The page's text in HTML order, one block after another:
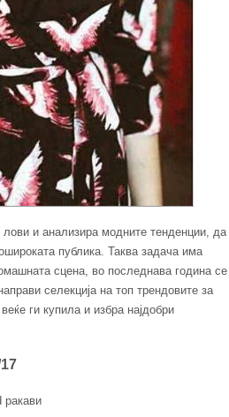
лови и анализира модните тенденции, да
публика. Таква задача има
сцена, во последнава година се
селекција на топ трендовите за
ги купила и избра најдобри
ракави